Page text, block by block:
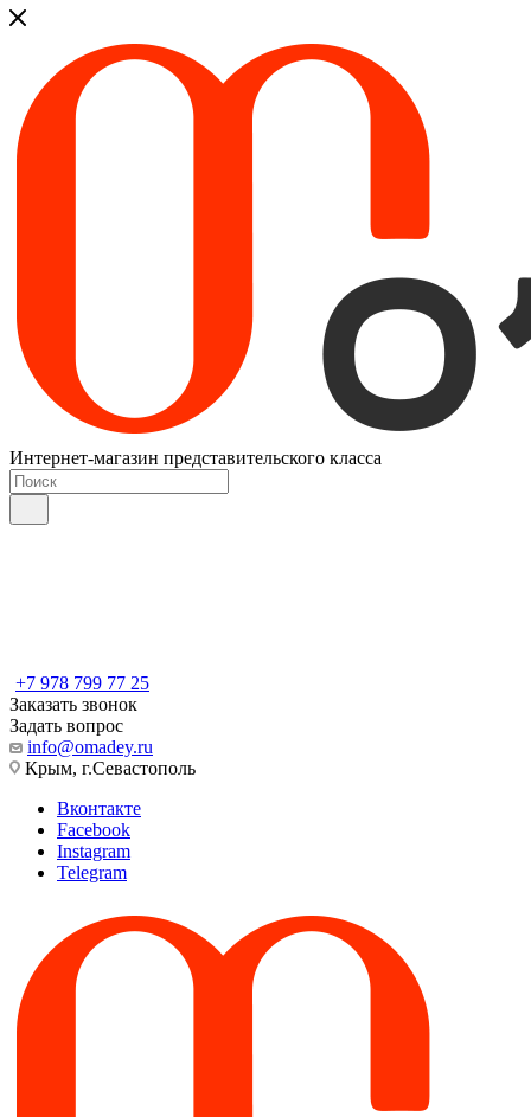
Интернет-магазин представительского класса
+7 978 799 77 25
Заказать звонок
Задать вопрос
info@omadey.ru
Крым, г.Севастополь
Вконтакте
Facebook
Instagram
Telegram